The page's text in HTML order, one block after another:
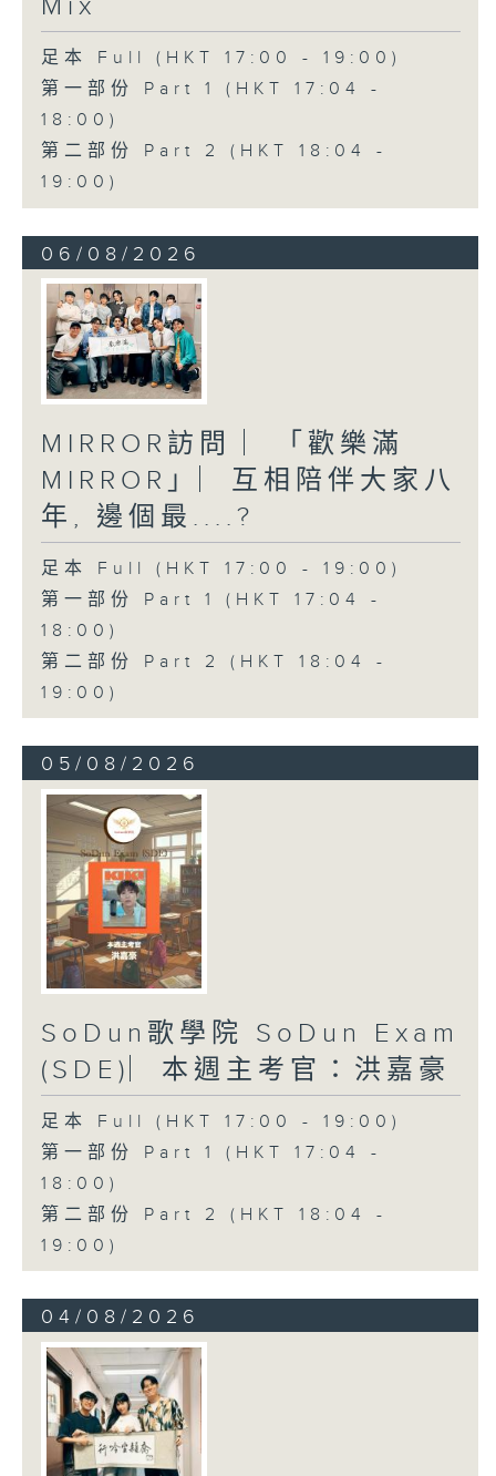
Mix
足本 Full (HKT 17:00 - 19:00)
第一部份 Part 1 (HKT 17:04 -
18:00)
第二部份 Part 2 (HKT 18:04 -
19:00)
06/08/2026
MIRROR訪問 ︳「歡樂滿
MIRROR」︳互相陪伴大家八
年, 邊個最....?
足本 Full (HKT 17:00 - 19:00)
第一部份 Part 1 (HKT 17:04 -
18:00)
第二部份 Part 2 (HKT 18:04 -
19:00)
05/08/2026
SoDun歌學院 SoDun Exam
(SDE)︳本週主考官：洪嘉豪
足本 Full (HKT 17:00 - 19:00)
第一部份 Part 1 (HKT 17:04 -
18:00)
第二部份 Part 2 (HKT 18:04 -
19:00)
04/08/2026